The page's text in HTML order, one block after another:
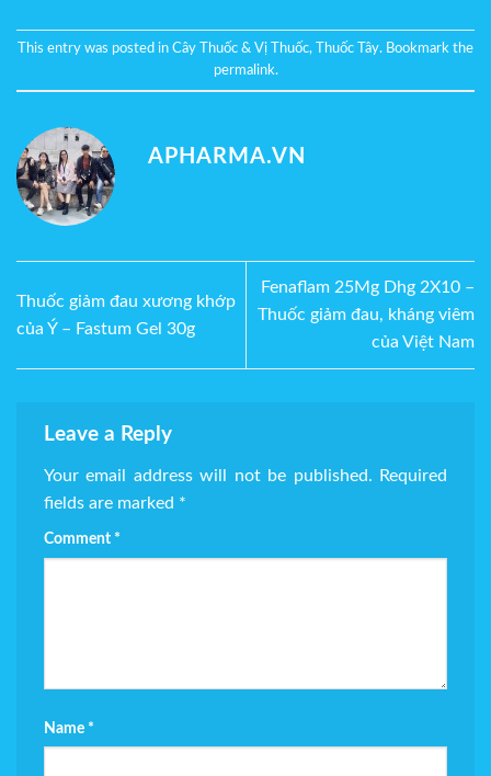
This entry was posted in Cây Thuốc & Vị Thuốc, Thuốc Tây. Bookmark the
permalink.
APHARMA.VN
Thuốc giảm đau xương khớp
của Ý – Fastum Gel 30g
Fenaflam 25Mg Dhg 2X10 –
Thuốc giảm đau, kháng viêm
của Việt Nam
Leave a Reply
Your email address will not be published.
Required
fields are marked *
Comment *
Name *